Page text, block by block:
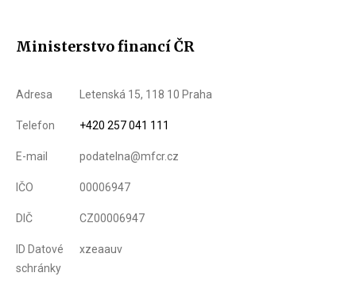
Ministerstvo financí ČR
Adresa Letenská 15, 118 10 Praha
Telefon +420 257 041 111
E-mail podatelna@mfcr.cz
IČO 00006947
DIČ CZ00006947
ID Datové
schránky
xzeaauv